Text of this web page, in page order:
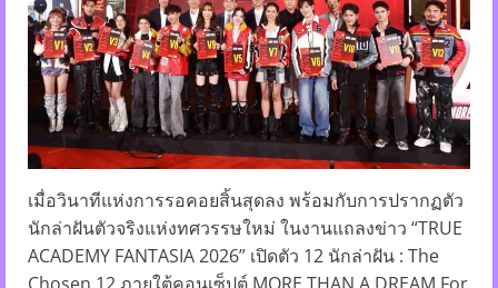
เมื่อวินาทีแห่งการรอคอยสิ้นสุดลง พร้อมกับการปรากฏตัว
นักล่าฝันตัวจริงแห่งทศวรรษใหม่ ในงานแถลงข่าว “TRUE
ACADEMY FANTASIA 2026” เปิดตัว 12 นักล่าฝัน : The